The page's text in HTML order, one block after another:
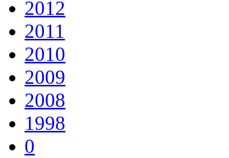
2012
2011
2010
2009
2008
1998
0